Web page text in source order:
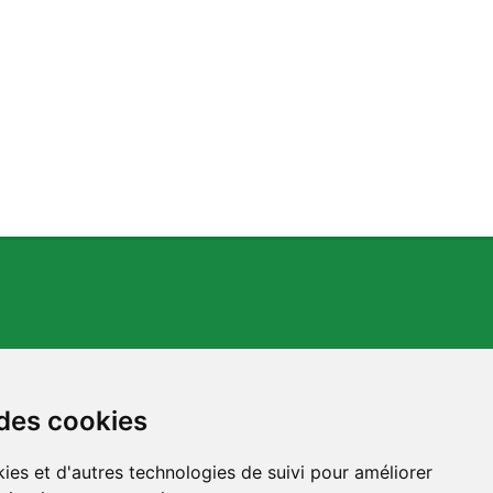
cookies
et d'autres technologies de suivi pour améliorer